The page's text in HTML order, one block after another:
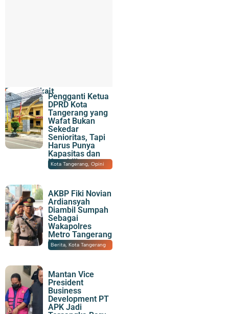
Topik Terkait
Pengganti Ketua
DPRD Kota
Tangerang yang
Wafat Bukan
Sekedar
Senioritas, Tapi
Harus Punya
Kapasitas dan
Kapabilitas
06/08/2026|08:12
Kota Tangerang,Opini
AKBP Fiki Novian
Ardiansyah
Diambil Sumpah
Sebagai
Wakapolres
Metro Tangerang
Kota
05/08/2026|22:26
Berita,Kota Tangerang
Mantan Vice
President
Business
Development PT
APK Jadi